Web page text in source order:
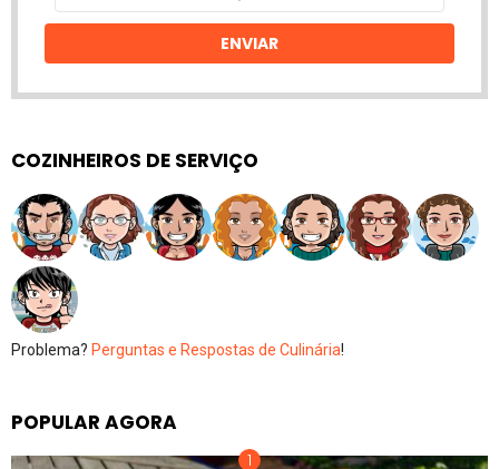
email
ENVIAR
COZINHEIROS DE SERVIÇO
Problema? Perguntas e Respostas de Culinária!
POPULAR AGORA